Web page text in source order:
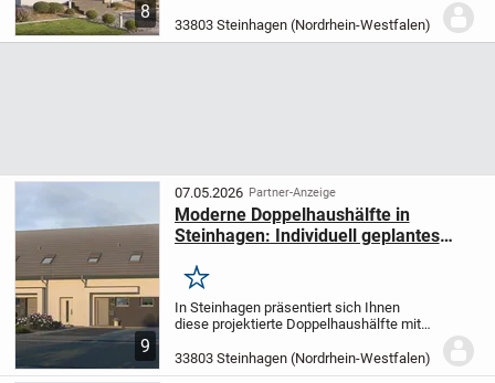
8
zugeschnitten wird. Mit ca. 142,23 m²
Wohnfläche und insgesamt vier Zimmern
33803 Steinhagen (Nordrhein-Westfalen)
9
07.05.2026 Partner-Anzeige
Moderne Doppelhaushälfte in
Steinhagen: Individuell geplantes
Merken
In Steinhagen präsentiert sich Ihnen
diese projektierte Doppelhaushälfte mit
Etagen und insgesamt vier Zimmern. Mit
drei Schlafzimmern, einem modern
33803 Steinhagen (Nordrhein-Westfalen)